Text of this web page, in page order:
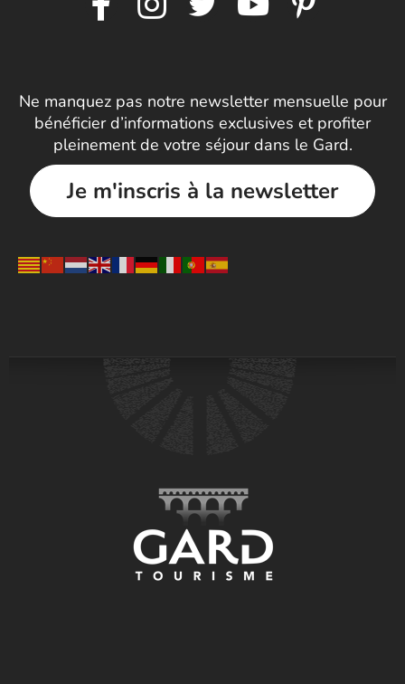
Ne manquez pas notre newsletter mensuelle pour
bénéficier d’informations exclusives et profiter
pleinement de votre séjour dans le Gard.
Je m'inscris à la newsletter